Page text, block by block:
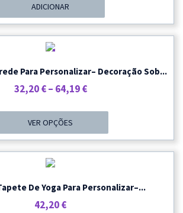
ADICIONAR
Para Personalizar– Decoração Sob...
32,20€ – 64,19€Price
Through
64,19 €
VER OPÇÕES
De Yoga Para Personalizar–...
42,20€